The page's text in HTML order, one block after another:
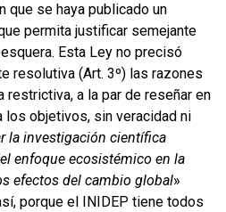
que se haya publicado un
permita justificar semejante
Esta Ley no precisó
resolutiva (Art. 3º) las razones
restrictiva, a la par de reseñar en
los objetivos, sin veracidad ni
la investigación científica
enfoque ecosistémico en la
efectos del cambio global»
porque el INIDEP tiene todos